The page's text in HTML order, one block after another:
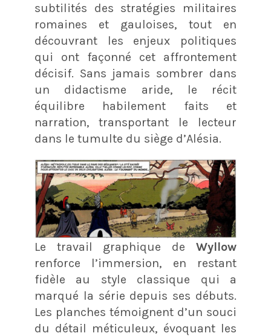
subtilités des stratégies militaires
romaines et gauloises, tout en
découvrant les enjeux politiques
qui ont façonné cet affrontement
décisif. Sans jamais sombrer dans
un didactisme aride, le récit
équilibre habilement faits et
narration, transportant le lecteur
dans le tumulte du siège d’Alésia.
Le travail graphique deWyllow
renforce l’immersion, en restant
fidèle au style classique qui a
marqué la série depuis ses débuts.
Les planches témoignent d’un souci
du détail méticuleux, évoquant les